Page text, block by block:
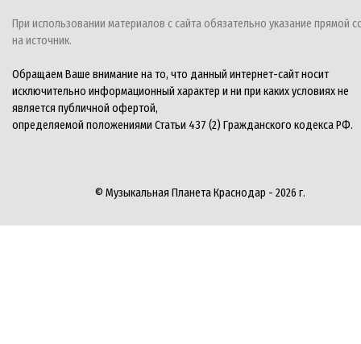
При использовании материалов с сайта обязательно указание прямой
на источник.
Обращаем Ваше внимание на то, что данный интернет-сайт носит
исключительно информационный характер и ни при каких условиях не
является публичной офертой,
определяемой положениями Статьи 437 (2) Гражданского кодекса РФ.
© Музыкальная Планета Краснодар - 2026 г.